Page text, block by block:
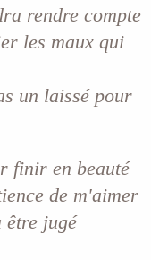
rendre compte
les maux qui
un laissé pour
finir en beauté
de m'aimer
être jugé